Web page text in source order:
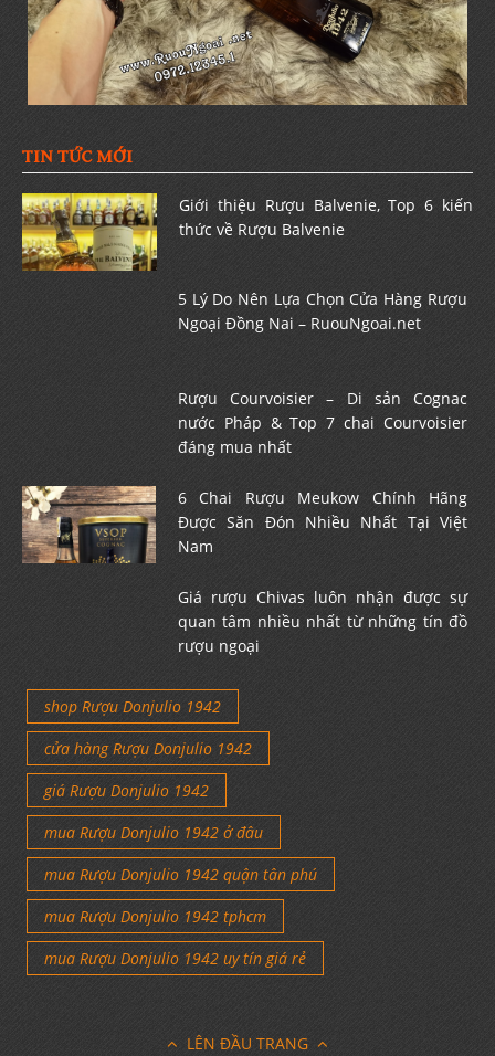
TIN TỨC MỚI
Giới thiệu Rượu Balvenie, Top 6 kiến
thức về Rượu Balvenie
5 Lý Do Nên Lựa Chọn Cửa Hàng Rượu
Ngoại Đồng Nai – RuouNgoai.net
Rượu Courvoisier – Di sản Cognac
nước Pháp & Top 7 chai Courvoisier
đáng mua nhất
6 Chai Rượu Meukow Chính Hãng
Được Săn Đón Nhiều Nhất Tại Việt
Nam
Giá rượu Chivas luôn nhận được sự
quan tâm nhiều nhất từ những tín đồ
rượu ngoại
shop Rượu Donjulio 1942
cửa hàng Rượu Donjulio 1942
giá Rượu Donjulio 1942
mua Rượu Donjulio 1942 ở đâu
mua Rượu Donjulio 1942 quận tân phú
mua Rượu Donjulio 1942 tphcm
mua Rượu Donjulio 1942 uy tín giá rẻ
LÊN ĐẦU TRANG